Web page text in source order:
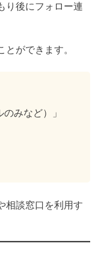
り後にフォロー連
ができます。
みなど）」
相談窓口を利用す